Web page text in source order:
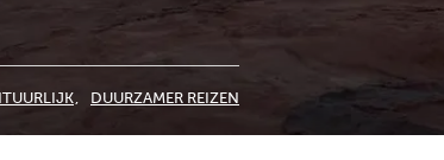
DUURZAMER REIZEN